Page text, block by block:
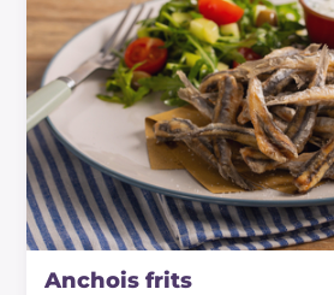
Anchois frits